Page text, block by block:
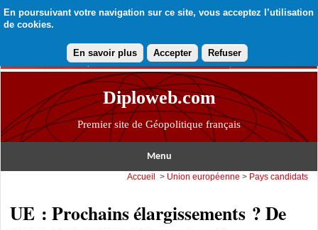
En poursuivant votre navigation sur ce site, vous acceptez l’utilisation
de cookies.
En savoir plus Accepter Refuser
Diploweb.com
Premier site de Géopolitique français
Menu
Accueil > Union européenne > Pays candidats
UE : Prochains élargissements ? De